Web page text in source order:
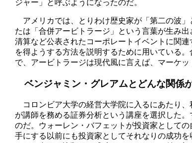
ジャー」と呼ぶようになったのだ。
アメリカでは、とりわけ歴史家が「第二の波」
たは「合併アービトラージ」という言葉が生み
清算など公表されたコーポレートイベントに関
を得ようする方法を説明するために用いている
で、アービトラージは現代風に言えば、マーケ
ベンジャミン・グレアムとどんな関係
コロンビア大学の経営大学院に入るにあたり
が講師を務める証券分析という講座を選択した
のだ。ウォーレン・バフェットが投資家として
手にする以前にも投資家としてそれなりの成功